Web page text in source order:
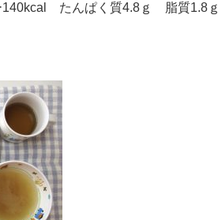
140kcal たんぱく質4.8ｇ 脂質1.8ｇ